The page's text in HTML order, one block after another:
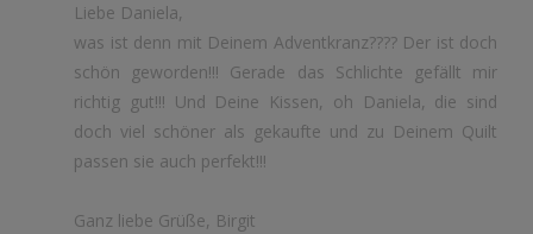
Liebe Daniela,
was ist denn mit Deinem Adventkranz???? Der ist doch
schön geworden!!! Gerade das Schlichte gefällt mir
richtig gut!!! Und Deine Kissen, oh Daniela, die sind
doch viel schöner als gekaufte und zu Deinem Quilt
passen sie auch perfekt!!!
Ganz liebe Grüße, Birgit